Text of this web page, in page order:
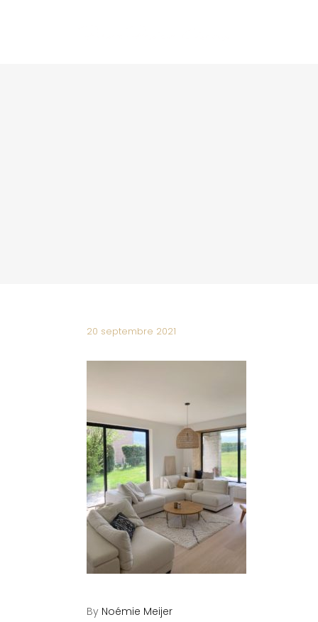
20 septembre 2021
By Noémie Meijer